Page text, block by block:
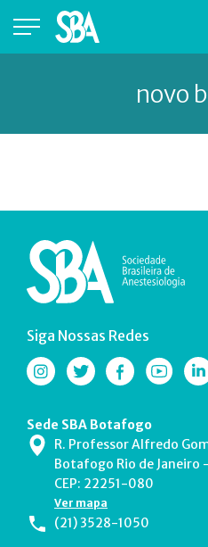
novo
Siga Nossas Redes
Sede SBA Botafogo
R. Professor Alfredo
Botafogo Rio de Janeiro -
CEP: 22251-080
Ver mapa
(21) 3528-1050